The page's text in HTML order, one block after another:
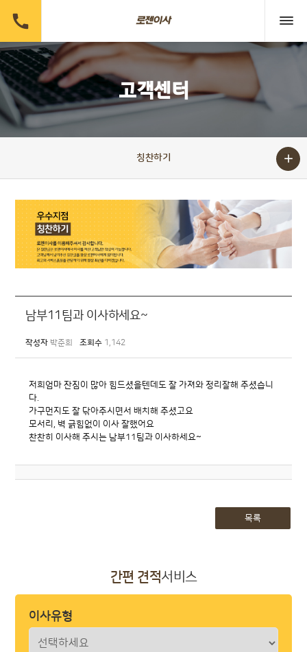

고객센터
칭찬하기 
남부11팀과 이사하세요~
작성자 박준희 조회수 1,142
저희엄마 잔짐이 많아 힘드셨을텐데도 잘 가져와 정리잘해 주셨습니
다.
가구먼지도 잘 닦아주시면서 배치해 주셨고요
모서리, 벽 긁힘없이 이사 잘했어요
찬찬히 이사해 주시는 남부11팀과 이사하세요~
목록
간편 견적서비스
이사유형